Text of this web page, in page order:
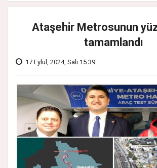
Ataşehir Metrosunun
tamamlandı
17 Eylül, 2024, Salı 15:39